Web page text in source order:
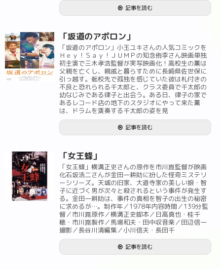
記事を読む
「坂道のアポロン」
「坂道のアポロン」小玉ユキさんの人気コミックを
Ｈｅｙ！Ｓａｙ！ＪＵＭＰの知念侑李さん映画単独
初主演で三木孝浩監督が実写映画化！高校生の薫は
父親を亡くし、親戚と暮らすために長崎県佐世保に
引っ越す。転校先で孤独を感じていた彼は札付きの
不良と恐れられる千太郎と、クラス委員で千太郎の
幼なじみである律子と出会う。ある日、律子の家で
あるレコード店の地下のスタジオにやって来た薫
は、ドラムを演奏する千太郎の姿を見
記事を読む
「女王蜂」
「女王蜂」横溝正史さんの原作を市川崑監督が映画
化石坂浩二さんが金田一耕助に扮した怪奇ミステリ
ーシリーズ。天城の旧家、大道寺家の美しい娘・智
子に近づく男が次々と殺されるという事件が発生す
る。金田一耕助は、事件の真相を智子の出生の秘密
に求めるが…。制作年／1978年内容時間／139分監
督／市川崑原作／横溝正史脚本／日高真也・桂千
穂・市川崑製作／馬場和夫・田中収音楽／田辺信一
撮影／長谷川清編集／小川信夫・長田千
記事を読む